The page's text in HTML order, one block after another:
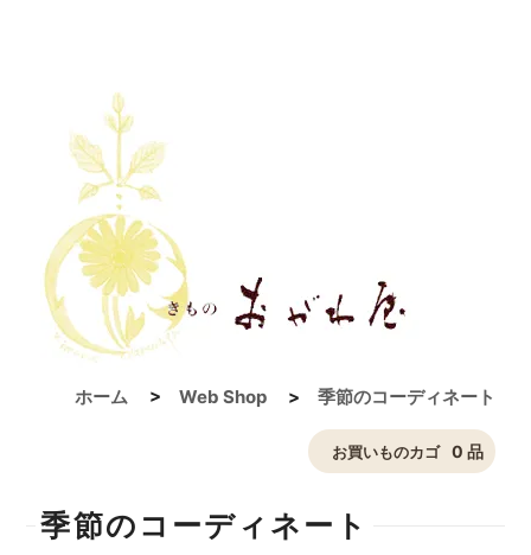
ホーム > Web Shop > 季節のコーディネート
お買いものカゴ 0 品
季節のコーディネート